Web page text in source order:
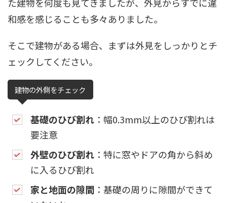
た建物を何度も見てきましたが、外見からすでに違
和感を感じることも多々ありました。
そこで建物がある場合、まずは外見をしっかりとチ
ェックしてください。
建物の外側をチェック
基礎のひび割れ ：幅0.3mm以上のひび割れは
要注意
外壁のひび割れ ：特に窓やドアの角から斜め
に入るひび割れ
家と地面の隙間 ：基礎の周りに隙間ができて